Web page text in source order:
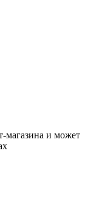
магазина и может